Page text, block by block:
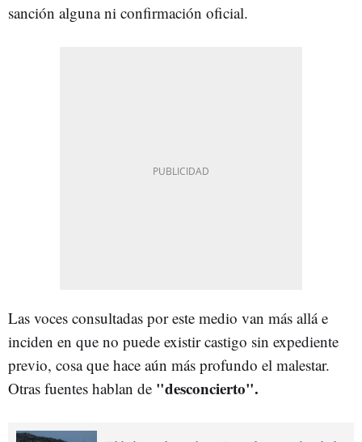
sanción alguna ni confirmación oficial.
Las voces consultadas por este medio van más allá e
inciden en que no puede existir castigo sin expediente
previo, cosa que hace aún más profundo el malestar.
Otras fuentes hablan de "desconcierto".